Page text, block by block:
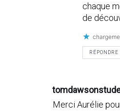
chaque
de
RÉPONDRE
Merci Aurélie